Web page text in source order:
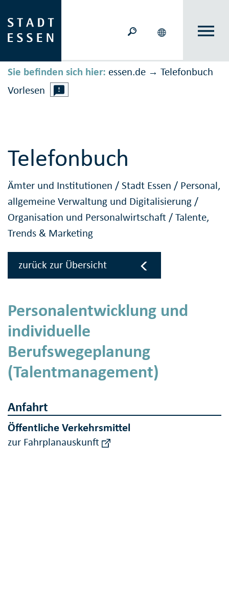
Sie befinden sich hier: essen.de → Telefonbuch
Vorlesen
Telefonbuch
Ämter und Institutionen /Stadt Essen / Personal,
allgemeine Verwaltung und Digitalisierung /
Organisation und Personalwirtschaft /Talente,
Trends & Marketing
zurück zur Übersicht
Personalentwicklung und
individuelle
Berufswegeplanung
(Talentmanagement)
Anfahrt
Öffentliche Verkehrsmittel
zur Fahrplanauskunft